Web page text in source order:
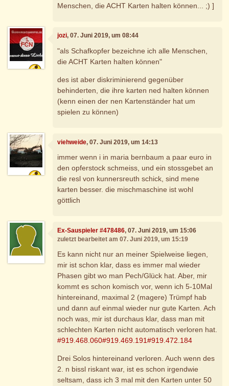
Menschen, die ACHT Karten halten können... ;) ]
jozi, 07. Juni 2019, um 08:44
"als Schafkopfer bezeichne ich alle Menschen,
die ACHT Karten halten können"
des ist aber diskriminierend gegenüber
behinderten, die ihre karten ned halten können
(kenn einen der nen Kartenständer hat um
spielen zu können)
viehweide, 07. Juni 2019, um 14:13
immer wenn i in maria bernbaum a paar euro in
den opferstock schmeiss, und ein stossgebet an
die resl von kunnersreuth schick, sind mene
karten besser. die mischmaschine ist wohl
göttlich
Ex-Sauspieler #478486, 07. Juni 2019, um 15:06
zuletzt bearbeitet am 07. Juni 2019, um 15:19
Es kann nicht nur an meiner Spielweise liegen,
mir ist schon klar, dass es immer mal wieder
Phasen gibt wo man Pech/Glück hat. Aber, mir
kommt es schon komisch vor, wenn ich 5-10Mal
hintereinand, maximal 2 (magere) Trümpf hab
und dann auf einmal wieder nur gute Karten. Ach
noch was, mir ist durchaus klar, dass man mit
schlechten Karten nicht automatisch verloren hat.
#919.468.060#919.469.191#919.472.184
Drei Solos hintereinand verloren. Auch wenn des
2. n bissl riskant war, ist es schon irgendwie
seltsam, dass ich 3 mal mit den Karten unter 50